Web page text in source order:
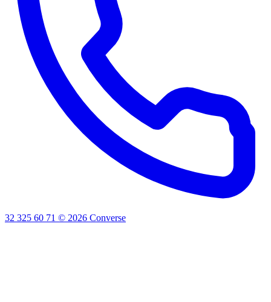
32 325 60 71 © 2026 Converse